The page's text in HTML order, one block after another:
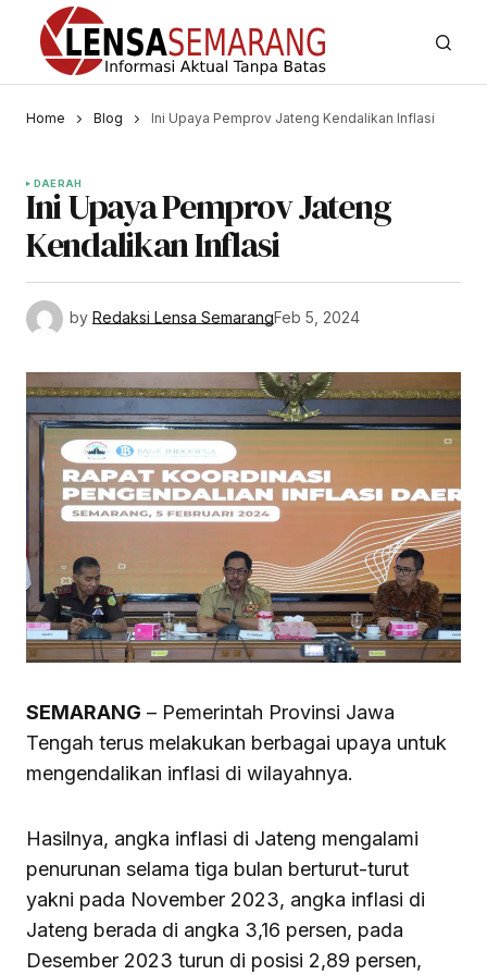
Home Blog Ini Upaya Pemprov Jateng Kendalikan Inflasi
DAERAH
Ini Upaya Pemprov Jateng
Kendalikan Inflasi
by Redaksi Lensa SemarangFeb 5, 2024
SEMARANG – Pemerintah Provinsi Jawa
Tengah terus melakukan berbagai upaya untuk
mengendalikan inflasi di wilayahnya.
Hasilnya, angka inflasi di Jateng mengalami
penurunan selama tiga bulan berturut-turut
yakni pada November 2023, angka inflasi di
Jateng berada di angka 3,16 persen, pada
Desember 2023 turun di posisi 2,89 persen,